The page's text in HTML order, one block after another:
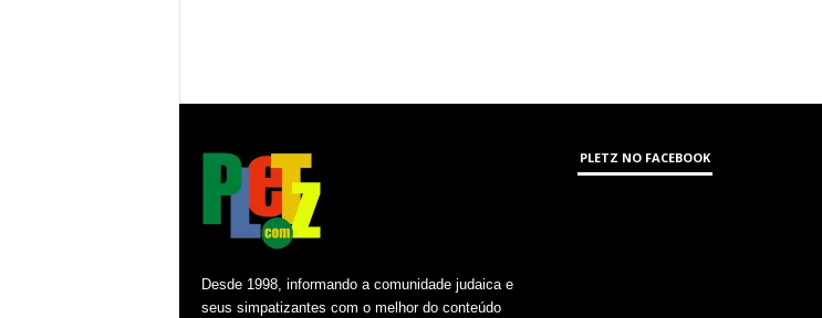
Desde 1998, informando a comunidade judaica e
seus simpatizantes com o melhor do conteúdo
PLETZ NO FACEBOOK